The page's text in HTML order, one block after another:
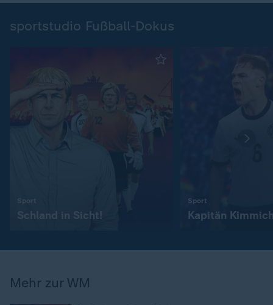
sportstudio Fußball-Dokus
Schland in Sicht!
Sport
Kapitän
Mehr zur WM